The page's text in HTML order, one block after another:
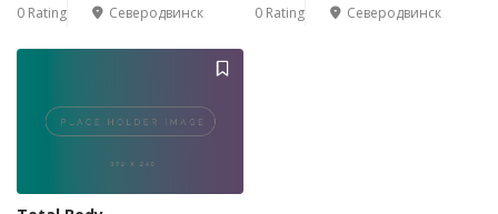
0 Rating Северодвинск 0 Rating Северодвинск